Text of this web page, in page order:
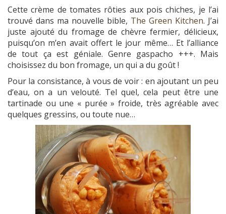
Cette crème de tomates rôties aux pois chiches, je l’ai
trouvé dans ma nouvelle bible, The Green Kitchen. J’ai
juste ajouté du fromage de chèvre fermier, délicieux,
puisqu’on m’en avait offert le jour même… Et l’alliance
de tout ça est géniale. Genre gaspacho +++. Mais
choisissez du bon fromage, un qui a du goût !
Pour la consistance, à vous de voir : en ajoutant un peu
d’eau, on a un velouté. Tel quel, cela peut être une
tartinade ou une « purée » froide, très agréable avec
quelques gressins, ou toute nue…